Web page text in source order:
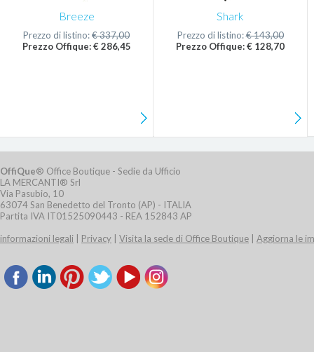
Breeze
Prezzo di listino:€ 337,00
Prezzo Offique: € 286,45
Shark
Prezzo di listino:€ 143,00
Prezzo Offique: € 128,70
OffiQue® Office Boutique - Sedie da Ufficio
LA MERCANTI® Srl
Via Pasubio, 10
63074 San Benedetto del Tronto (AP) - ITALIA
Partita IVA IT01525090443 - REA 152843 AP
informazioni legali
Privacy Visita la sede di Office Boutique Aggiorna le